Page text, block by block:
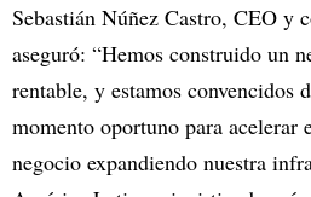
Sebastián Núñez Castro, CEO y
aseguró: “Hemos construido un
rentable, y estamos convencidos
momento oportuno para acelerar
negocio expandiendo nuestra